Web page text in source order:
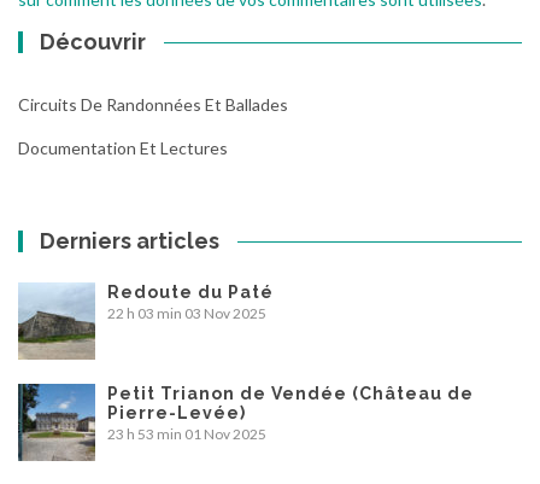
Découvrir
Circuits De Randonnées Et Ballades
Documentation Et Lectures
Derniers articles
Redoute du Paté
22 h 03 min 03 Nov 2025
Petit Trianon de Vendée (Château de
Pierre-Levée)
23 h 53 min 01 Nov 2025